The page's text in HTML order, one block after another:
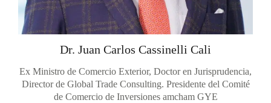
Dr. Juan Carlos Cassinelli Cali
Ex Ministro de Comercio Exterior, Doctor en Jurisprudencia,
Director de Global Trade Consulting. Presidente del Comité
de Comercio de Inversiones amcham GYE